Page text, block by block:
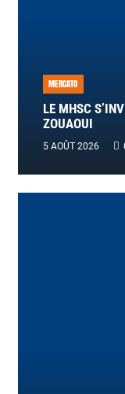
MERCATO
LE MHSC
ZOUAOUI
5 AOÛT 2026